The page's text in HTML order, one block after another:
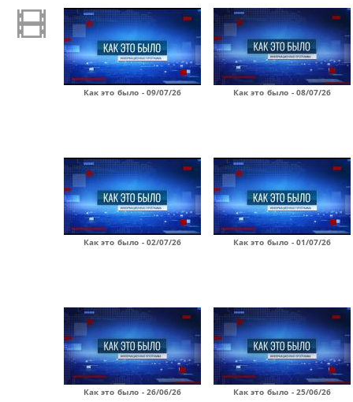
Как это было - 09/07/26 Как это было - 08/07/26
Как это было - 02/07/26 Как это было - 01/07/26
Как это было - 26/06/26 Как это было - 25/06/26